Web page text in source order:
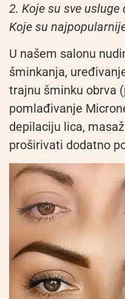
2. Koje su sve
Koje su
U našem salonu
šminkanja,
trajnu šminku obrva
pomlađivanje
depilaciju lica,
proširivati dodatno